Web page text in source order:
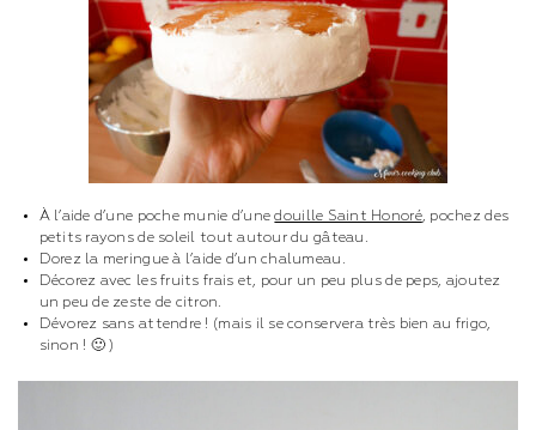
À l’aide d’une poche munie d’unedouille Saint Honoré, pochez des
petits rayons de soleil tout autour du gâteau.
Dorez la meringue à l’aide d’un chalumeau.
Décorez avec les fruits frais et, pour un peu plus de peps, ajoutez
un peu de zeste de citron.
Dévorez sans attendre ! (mais il se conservera très bien au frigo,
sinon ! 🙂 )